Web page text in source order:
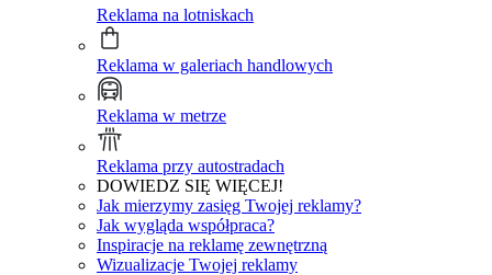
Reklama na lotniskach
Reklama w galeriach handlowych
Reklama w metrze
Reklama przy autostradach
DOWIEDZ SIĘ WIĘCEJ!
Jak mierzymy zasięg Twojej reklamy?
Jak wygląda współpraca?
Inspiracje na reklamę zewnętrzną
Wizualizacje Twojej reklamy